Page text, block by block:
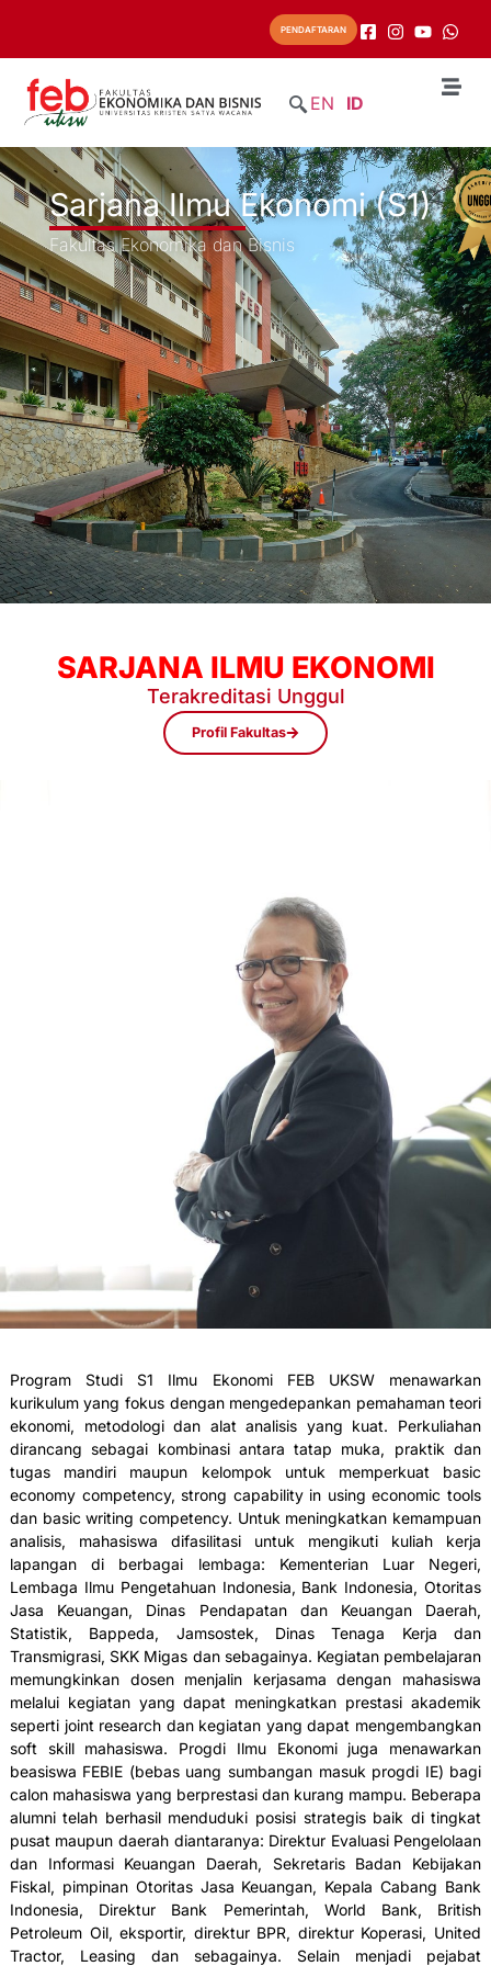
PENDAFTARAN
EN ID
Sarjana Ilmu Ekonomi (S1)
Fakultas Ekonomika dan Bisnis
SARJANA ILMU EKONOMI
Terakreditasi Unggul
Profil Fakultas
Program Studi S1 Ilmu Ekonomi FEB UKSW menawarkan
kurikulum yang fokus dengan mengedepankan pemahaman teori
ekonomi, metodologi dan alat analisis yang kuat. Perkuliahan
dirancang sebagai kombinasi antara tatap muka, praktik dan
tugas mandiri maupun kelompok untuk memperkuat basic
economy competency, strong capability in using economic tools
dan basic writing competency. Untuk meningkatkan kemampuan
analisis, mahasiswa difasilitasi untuk mengikuti kuliah kerja
lapangan di berbagai lembaga: Kementerian Luar Negeri,
Lembaga Ilmu Pengetahuan Indonesia, Bank Indonesia, Otoritas
Jasa Keuangan, Dinas Pendapatan dan Keuangan Daerah,
Statistik, Bappeda, Jamsostek, Dinas Tenaga Kerja dan
Transmigrasi, SKK Migas dan sebagainya. Kegiatan pembelajaran
memungkinkan dosen menjalin kerjasama dengan mahasiswa
melalui kegiatan yang dapat meningkatkan prestasi akademik
seperti joint research dan kegiatan yang dapat mengembangkan
soft skill mahasiswa. Progdi Ilmu Ekonomi juga menawarkan
beasiswa FEBIE (bebas uang sumbangan masuk progdi IE) bagi
calon mahasiswa yang berprestasi dan kurang mampu. Beberapa
alumni telah berhasil menduduki posisi strategis baik di tingkat
pusat maupun daerah diantaranya: Direktur Evaluasi Pengelolaan
dan Informasi Keuangan Daerah, Sekretaris Badan Kebijakan
Fiskal, pimpinan Otoritas Jasa Keuangan, Kepala Cabang Bank
Indonesia, Direktur Bank Pemerintah, World Bank, British
Petroleum Oil, eksportir, direktur BPR, direktur Koperasi, United
Tractor, Leasing dan sebagainya. Selain menjadi pejabat